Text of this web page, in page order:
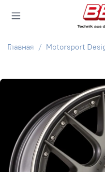
Главная Motorsport